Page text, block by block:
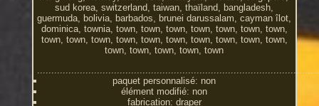
sud korea, switzerland, taiwan, thaïland, bangladesh,
guermuda, bolivia, barbados, brunei darussalam, cayman îlot,
dominica, townia, town, town, town, town, town, town, town,
town, town, town, town, town, town, town, town, town, town,
town, town, town, town, town
paquet personnalisé: non
élément modifié: non
fabrication: draper